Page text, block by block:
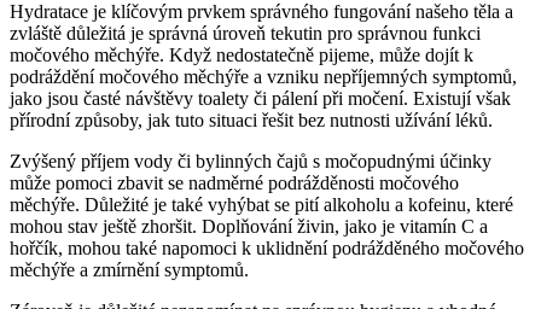
Hydratace ‍je klíčovým prvkem správného⁣ fungování našeho těla a
zvláště ⁤důležitá je správná⁤ úroveň tekutin pro správnou funkci
močového ⁣měchýře. Když nedostatečně pijeme, může dojít k
podráždění močového měchýře a vzniku​ nepříjemných ⁤symptomů,
⁤jako⁣ jsou časté návštěvy⁤ toalety či pálení při močení. Existují však‌
přírodní způsoby, ‍jak tuto ​situaci ⁢řešit bez nutnosti užívání léků.
Zvýšený⁤ příjem vody ​či bylinných čajů s močopudnými účinky
může pomoci ‍zbavit se nadměrné ‍podrážděnosti močového
měchýře. Důležité je také vyhýbat se pití ‌alkoholu a kofeinu, které
mohou⁢ stav ještě zhoršit. Doplňování živin,‍ jako je⁤ vitamín C a
hořčík, mohou také napomoci k uklidnění podrážděného močového
měchýře a⁣ zmírnění symptomů.